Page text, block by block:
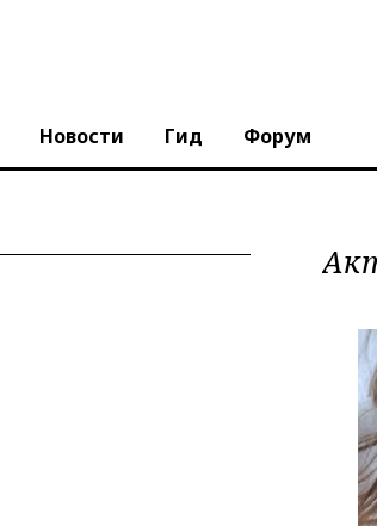
Новости Гид Форум